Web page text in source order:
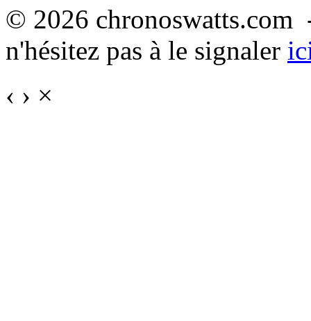
© 2026
n'hésitez pas à le signaler
‹ › ×